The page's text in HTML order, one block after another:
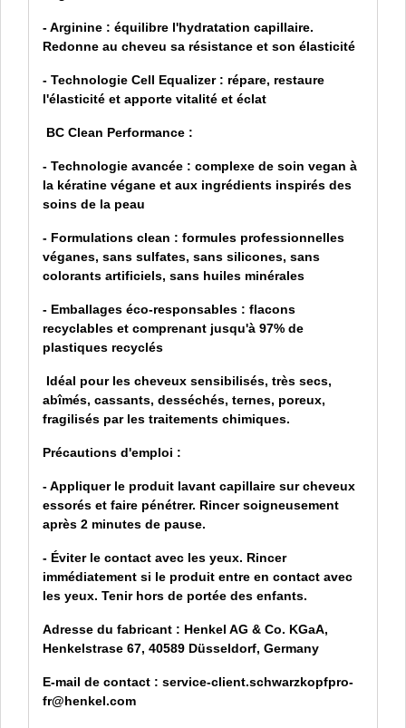
- Arginine : équilibre l'hydratation capillaire.
Redonne au cheveu sa résistance et son élasticité
- Technologie Cell Equalizer : répare, restaure
l'élasticité et apporte vitalité et éclat
BC Clean Performance :
- Technologie avancée : complexe de soin vegan à
la kératine végane et aux ingrédients inspirés des
soins de la peau
- Formulations clean : formules professionnelles
véganes, sans sulfates, sans silicones, sans
colorants artificiels, sans huiles minérales
- Emballages éco-responsables : flacons
recyclables et comprenant jusqu'à 97% de
plastiques recyclés
Idéal pour les cheveux sensibilisés, très secs,
abîmés, cassants, desséchés, ternes, poreux,
fragilisés par les traitements chimiques.
Précautions d'emploi :
- Appliquer le produit lavant capillaire sur cheveux
essorés et faire pénétrer. Rincer soigneusement
après 2 minutes de pause.
- Éviter le contact avec les yeux. Rincer
immédiatement si le produit entre en contact avec
les yeux. Tenir hors de portée des enfants.
Adresse du fabricant : Henkel AG & Co. KGaA,
Henkelstrase 67, 40589 Düsseldorf, Germany
E-mail de contact : service-client.schwarzkopfpro-
fr@henkel.com